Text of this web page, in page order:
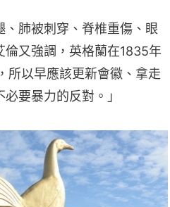
、肺被刺穿、脊椎重傷、眼
倫又強調，英格蘭在1835年
所以早應該更新會徽、拿走
要暴力的反對。」